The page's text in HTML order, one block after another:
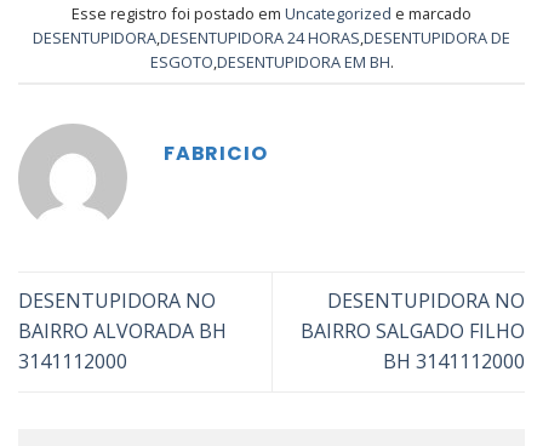
Esse registro foi postado em Uncategorized e marcado
DESENTUPIDORADESENTUPIDORA 24 HORAS DESENTUPIDORA DE
ESGOTO DESENTUPIDORA EM BH.
FABRICIO
DESENTUPIDORA NO
BAIRRO ALVORADA BH
3141112000
DESENTUPIDORA NO
BAIRRO SALGADO FILHO
BH 3141112000